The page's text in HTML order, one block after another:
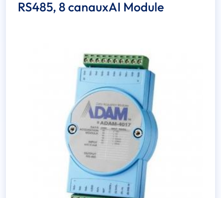
RS485, 8 canauxAI Module